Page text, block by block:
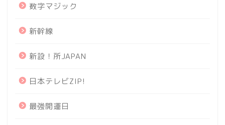
数字マジック
新幹線
新設！所JAPAN
日本テレビZIP!
最強開運日